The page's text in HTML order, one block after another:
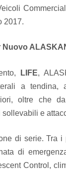
2017.
LIFE,
a tendina,
oltre che
e
di serie. Tra
di
Control,